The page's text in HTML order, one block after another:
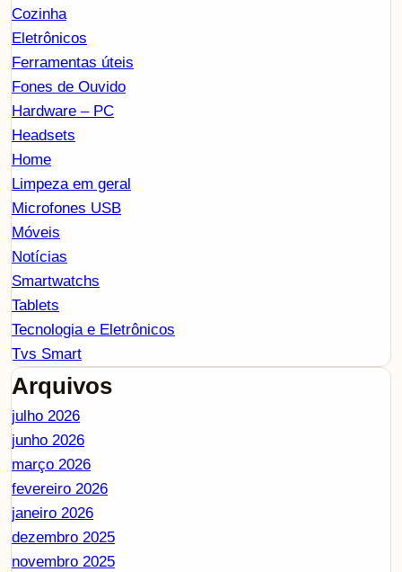
Cozinha
Eletrônicos
Ferramentas úteis
Fones de Ouvido
Hardware – PC
Headsets
Home
Limpeza em geral
Microfones USB
Móveis
Notícias
Smartwatchs
Tablets
Tecnologia e Eletrônicos
Tvs Smart
Arquivos
julho 2026
junho 2026
março 2026
fevereiro 2026
janeiro 2026
dezembro 2025
novembro 2025